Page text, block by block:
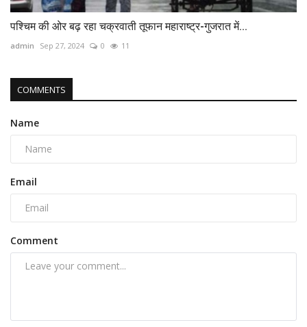
पश्चिम की ओर बढ़ रहा चक्रवाती तूफान महाराष्ट्र-गुजरात में...
admin Sep 27, 2024 0 11
COMMENTS
Name
Email
Comment